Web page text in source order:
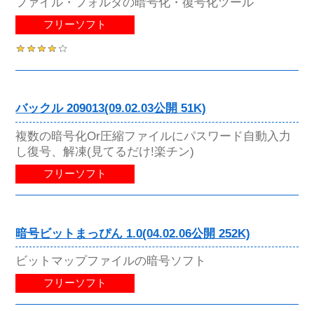
フリーソフト
バックル 209013(09.02.03公開 51K)
複数の暗号化Or圧縮ファイルにパスワード自動入力
し復号、解凍(見てるだけ!楽チン)
フリーソフト
暗号ビットまっぴん 1.0(04.02.06公開 252K)
ビットマップファイルの暗号ソフト
フリーソフト